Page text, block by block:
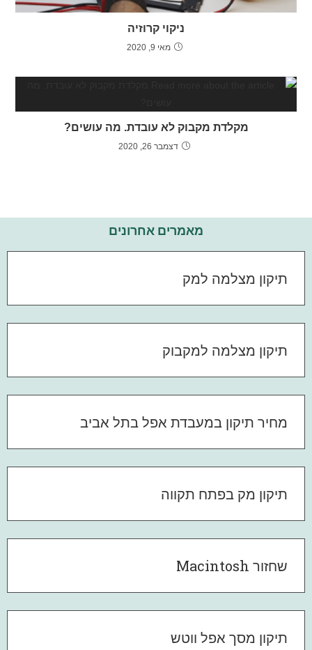
ניקוי קרוזיה
מאי 9, 2020
מקלדת מקבוק לא עובדת. מה עושים?
דצמבר 26, 2020
מאמרים אחרונים
תיקון מצלמה למק
תיקון מצלמה למקבוק
מחיר תיקון במעבדת אפל בתל אביב
תיקון מק בפתח תקווה
שחזור Macintosh
תיקון מסך אפל ווטש